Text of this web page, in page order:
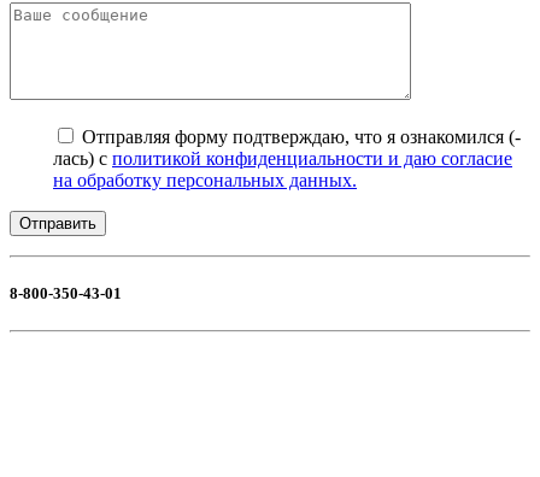
Отправляя форму подтверждаю, что я ознакомился (-
лась) с политикой конфиденциальности и даю согласие
на обработку персональных данных.
8-800-350-43-01